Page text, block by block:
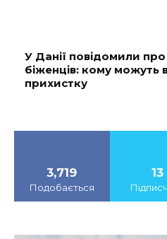
У Данії повідомили
біженців: кому можуть
прихистку
3,719
Подобається
13